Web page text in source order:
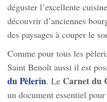
déguster l’excellente
découvrir d’anciennes
des paysages à couper le
Comme pour tous les
Saint Benoît aussi il est
du Pèlerin. Le Carnet du
un document essentiel